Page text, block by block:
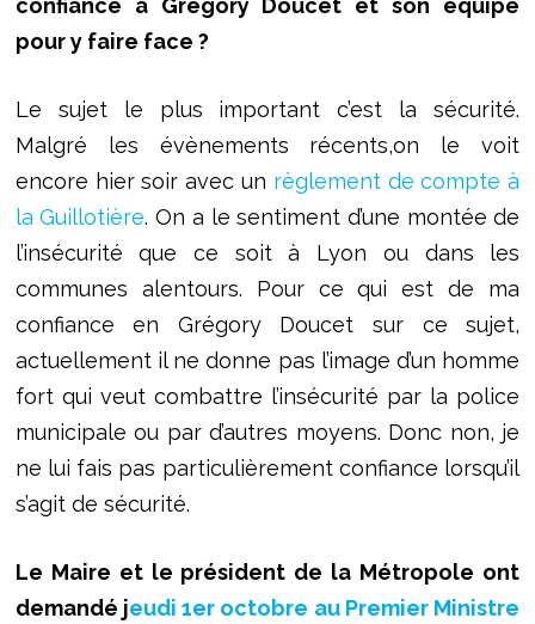
pour y faire face ?
Le sujet le plus important c’est la sécurité.
Malgré les évènements récents,on le voit
encore hier soir avec un règlement de compte à
la Guillotière. On a le sentiment d’une montée de
l’insécurité que ce soit à Lyon ou dans les
communes alentours. Pour ce qui est de ma
confiance en Grégory Doucet sur ce sujet,
actuellement il ne donne pas l’image d’un homme
fort qui veut combattre l’insécurité par la police
municipale ou par d’autres moyens. Donc non, je
ne lui fais pas particulièrement confiance lorsqu’il
s’agit de sécurité.
Le Maire et le président de la Métropole ont
demandé jeudi 1er octobre au Premier Ministre